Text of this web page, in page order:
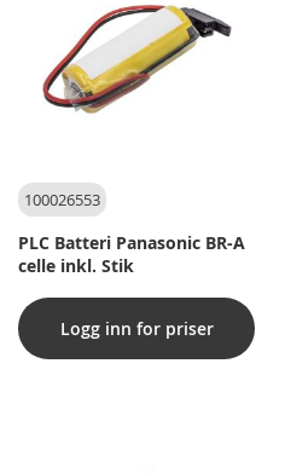
100026553
PLC Batteri Panasonic BR-A
celle inkl. Stik
Logg inn for priser